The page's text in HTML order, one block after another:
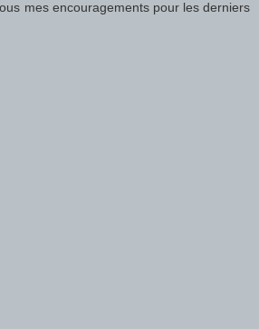
mes encouragements pour les derniers